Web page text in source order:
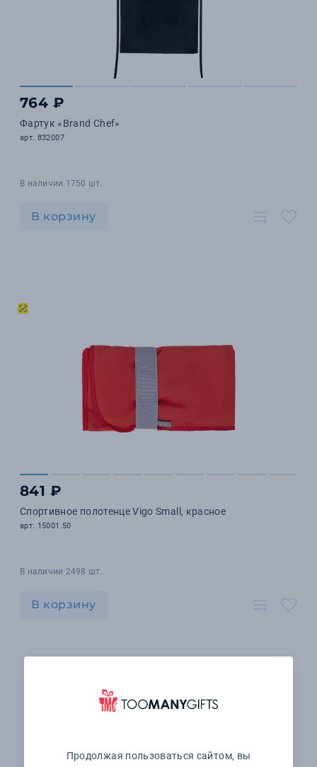
764 ₽
Фартук «Brand Chef»
арт. 832007
В наличии 1750 шт.
В корзину
841 ₽
Спортивное полотенце Vigo Small, красное
арт. 15001.50
В наличии 2498 шт.
В корзину
Продолжая пользоваться сайтом, вы